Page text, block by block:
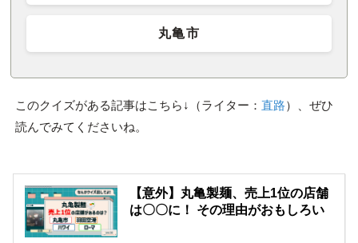
丸亀市
このクイズがある記事はこちら↓（ライター： 直路）、ぜひ
読んでみてくださいね。
【意外】丸亀製麺、売上1位の店舗
は〇〇に！ その理由がおもしろい